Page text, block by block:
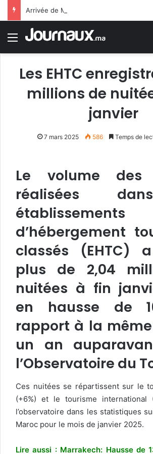
Menu
Les EHTC
millions de
janvier
7 mars 2025 586 Temps de
Le volume des
réalisées
établissements
d’hébergement
classés (EHTC)
plus de 2,04
nuitées à fin
en hausse de
rapport à la
un an
l’Observatoire du
Ces nuitées se répartissent sur le
(+6%) et le tourisme international
l’observatoire dans les statistiques
Maroc pour le mois de janvier 2025.
Lire aussi : Marrakech: Hausse de